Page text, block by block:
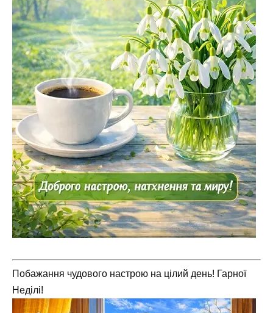
Побажання чудового настрою на цілий день! Гарної
Неділі!